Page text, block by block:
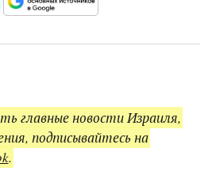
главные новости Израиля,
подписывайтесь на
.